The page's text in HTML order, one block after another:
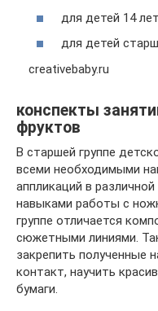
для детей 14
для детей
creativebaby.ru
конспекты
фруктов
В старшей группе
всеми необходимыми
аппликаций в
навыками работы с
группе отличается
сюжетными линиями.
закрепить полученные
контакт, научить
бумаги.